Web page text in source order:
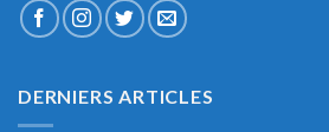
DERNIERS ARTICLES